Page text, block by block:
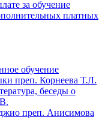
за обучение
платных
обучение
преп. Корнеева Т.Л.
беседы о
преп. Анисимова